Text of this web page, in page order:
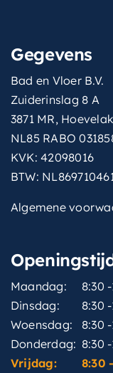
Gegevens
Bad en Vloer B.V.
Zuiderinslag 8 A
3871 MR,
NL85 RABO
KVK: 42098016
BTW:
Algemene
Maandag:
8:30
Dinsdag:
8:30
Woensdag:
8:30
Donderdag: 8:30
Vrijdag:
8:30